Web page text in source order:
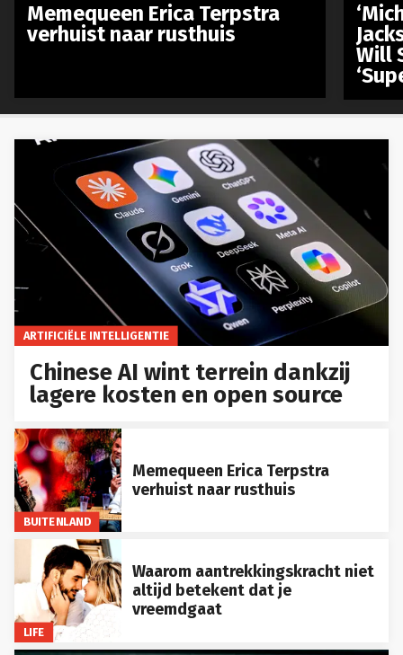
ARTIFICIËLE INTELLIGENTIE
Chinese AI wint terrein dankzij
lagere kosten en open source
BUITENLAND
Memequeen Erica Terpstra
verhuist naar rusthuis
LIFE
Waarom aantrekkingskracht niet
altijd betekent dat je
vreemdgaat
Memequeen Erica Terpstra
verhuist naar rusthuis
Will